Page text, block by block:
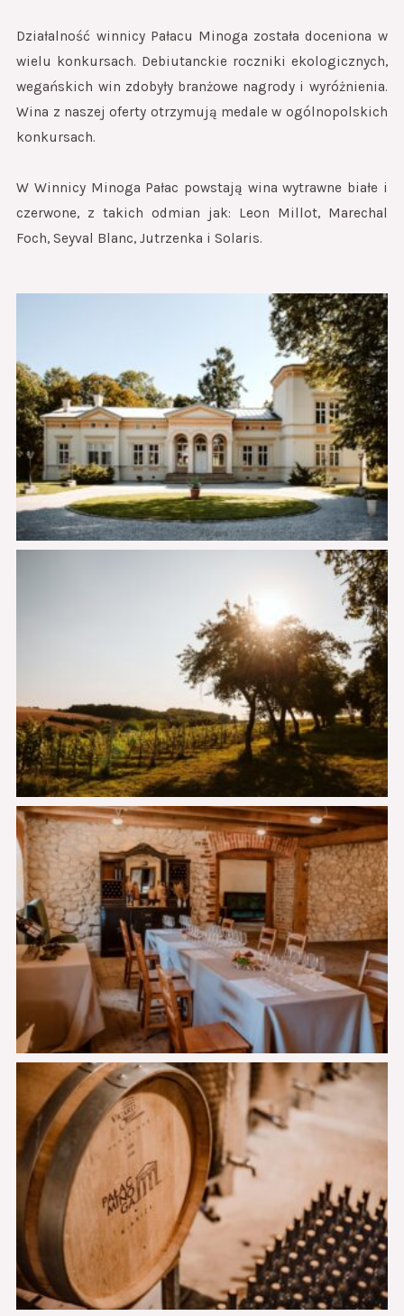
Działalność winnicy Pałacu Minoga została doceniona w
wielu konkursach. Debiutanckie roczniki ekologicznych,
wegańskich win zdobyły branżowe nagrody i wyróżnienia.
Wina z naszej oferty otrzymują medale w ogólnopolskich
konkursach.
W Winnicy Minoga Pałac powstają wina wytrawne białe i
czerwone, z takich odmian jak: Leon Millot, Marechal
Foch, Seyval Blanc, Jutrzenka i Solaris.